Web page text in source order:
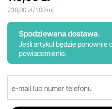
238,00 zł / 100 ml
Spodziewana dostawa.
Jeśli artykuł będzie ponownie
powiadomienie.